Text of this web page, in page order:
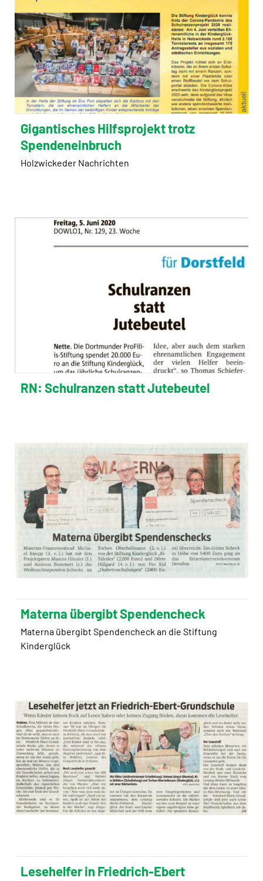
Gigantisches Hilfsprojekt trotz
Spendeneinbruch
Holzwickeder Nachrichten
RN: Schulranzen statt Jutebeutel
Materna übergibt Spendencheck
Materna übergibt Spendencheck an die Stiftung
Kinderglück
Lesehelfer in Friedrich-Ebert